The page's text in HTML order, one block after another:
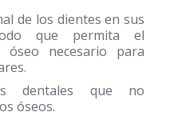
de los dientes en sus
que permita el
óseo necesario para
dentales que no
óseos.